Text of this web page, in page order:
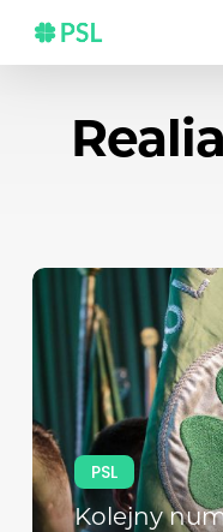
main
PSL
Kolejny